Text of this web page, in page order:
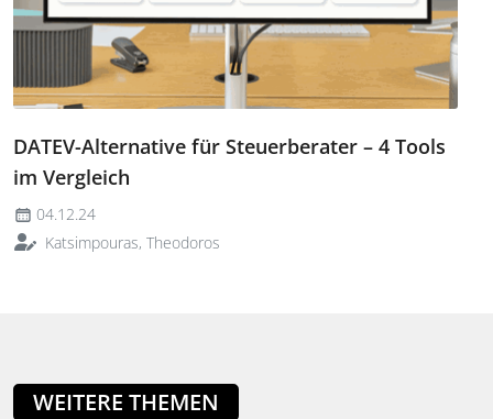
DATEV-Alternative für Steuerberater – 4 Tools
im Vergleich
04.12.24
Katsimpouras, Theodoros
WEITERE THEMEN